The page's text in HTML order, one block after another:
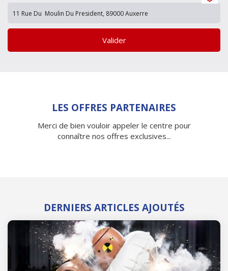
Valider
LES OFFRES PARTENAIRES
Merci de bien vouloir appeler le centre pour
connaître nos offres exclusives...
DERNIERS ARTICLES AJOUTÉS